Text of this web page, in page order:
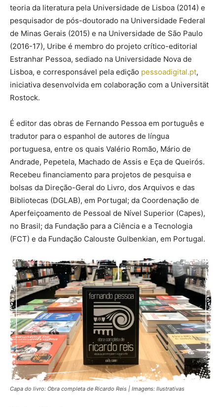
teoria da literatura pela Universidade de Lisboa (2014) e
pesquisador de pós-doutorado na Universidade Federal
de Minas Gerais (2015) e na Universidade de São Paulo
(2016-17), Uribe é membro do projeto crítico-editorial
Estranhar Pessoa, sediado na Universidade Nova de
Lisboa, e corresponsável pela edição pessoadigital.pt,
iniciativa desenvolvida em colaboração com a Universität
Rostock.
É editor das obras de Fernando Pessoa em português e
tradutor para o espanhol de autores de língua
portuguesa, entre os quais Valério Romão, Mário de
Andrade, Pepetela, Machado de Assis e Eça de Queirós.
Recebeu financiamento para projetos de pesquisa e
bolsas da Direção-Geral do Livro, dos Arquivos e das
Bibliotecas (DGLAB), em Portugal; da Coordenação de
Aperfeiçoamento de Pessoal de Nível Superior (Capes),
no Brasil; da Fundação para a Ciência e a Tecnologia
(FCT) e da Fundação Calouste Gulbenkian, em Portugal.
Capa do livro: Obra completa de Ricardo Reis | Imagens: Ilustrativas